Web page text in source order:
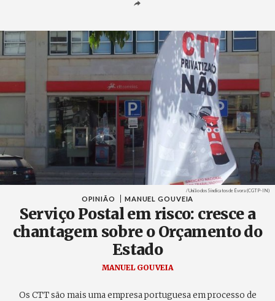
Créditos
/ União dos Sindicatos de Évora (CGTP-IN)
OPINIÃO MANUEL GOUVEIA
Serviço Postal em risco: cresce a
chantagem sobre o Orçamento do
Estado
MANUEL GOUVEIA
Os CTT são mais uma empresa portuguesa em processo de